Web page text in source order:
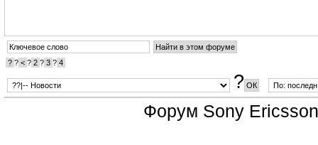
? ? < ? 2 ? 3 ? 4
?
Форум Sony Ericsson